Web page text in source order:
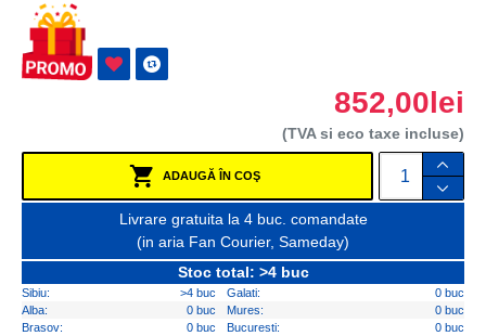
852,00lei
(TVA si eco taxe incluse)
ADAUGĂ ÎN COŞ
Livrare gratuita la 4 buc. comandate
(in aria Fan Courier, Sameday)
Stoc total: >4 buc
Sibiu: >4 buc Galati:
0 buc
Alba:
0 buc Mures:
0 buc
Brasov:
0 buc Bucuresti:
0 buc